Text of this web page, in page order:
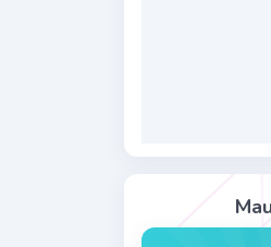
dengan